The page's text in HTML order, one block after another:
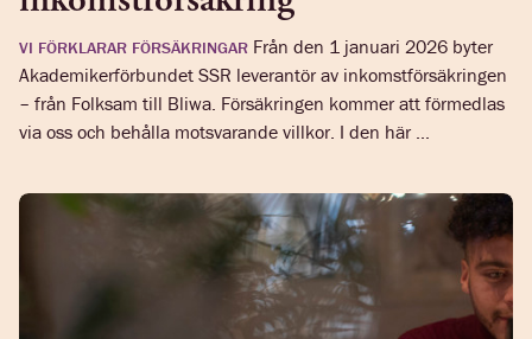
VI FÖRKLARAR FÖRSÄKRINGAR Från den 1 januari 2026 byter
Akademikerförbundet SSR leverantör av inkomstförsäkringen
– från Folksam till Bliwa. Försäkringen kommer att förmedlas
via oss och behålla motsvarande villkor. I den här ...